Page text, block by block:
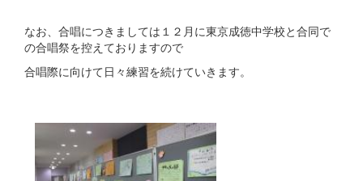
なお、合唱につきましては１２月に東京成徳中学校と合同で
の合唱祭を控えておりますので
合唱際に向けて日々練習を続けていきます。